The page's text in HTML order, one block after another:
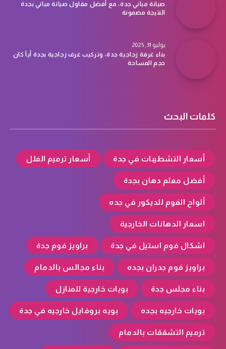
صيانة مباني جدة، مع أفضل مقاول صيانة مباني بجدة
النتيجة مضمونة
يوليو 31, 2025
بناء غرفة زجاجية جدة، وتركيب غرف زجاجية بجدة أياً كان
حجم المساحة
كلمات البحث
أسعار التشطيبات في جدة أسعار ترميم الفلل
أفضل معلم دهان بجدة
ألواح الفوم للديكور في جده
اسعار الدهانات الخارجية
اشكال فوم استيل في جدة براويز فوم جدة
براويز فوم جدران بجده بناء مجالس بالدمام
بناء مجلس جدة بويات خارجية للمنازل
بويات خارجيه بجده بويه بروفايل خارجيه في جدة
ترميم التشققات بالدمام